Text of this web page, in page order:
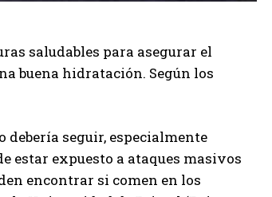
saludables para asegurar el
buena hidratación. Según los
debería seguir, especialmente
estar expuesto a ataques masivos
encontrar si comen en los